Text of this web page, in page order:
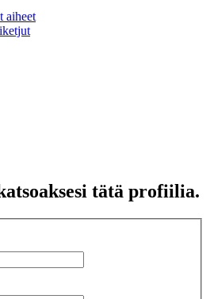
aiheet
tätä profiilia.